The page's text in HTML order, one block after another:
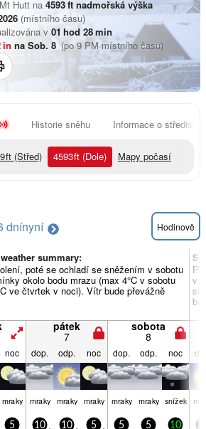
Hutt na 4593ft nadmořská výška
(místního času)
v 01 hod 28min
in na Sob. 8(po 9 PM místního času)
Historie sněhu Informace o středisku
ft (Střed) 4593ft (Dole) Mapy počasí
dnínyní Hodinově
summary:
poté se ochladí se sněžením v sobotu
okolo bodu mrazu (max 4°C v sobotu
ve čtvrtek v noci). Vítr bude převážně
v
pátek
7
sobota
8
noc dop. odp. noc dop. odp. noc
mraky mraky mraky mraky mraky mraky snížek
5 10 10 5 5 5 10